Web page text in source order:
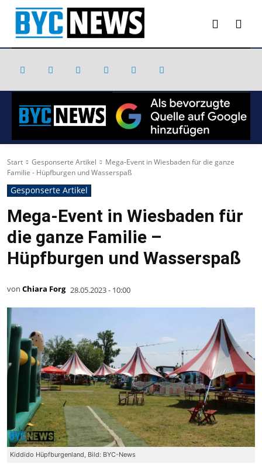
Start Gesponserte Artikel
Mega-Event in Wiesbaden für die ganze
Familie - Hüpfburgen und Wasserspaß
Gesponserte Artikel
Mega-Event in Wiesbaden für
die ganze Familie –
Hüpfburgen und Wasserspaß
von Chiara Forg 28.05.2023 - 10:00
Kiddido Hüpfburgenland, Bild: BYC-News